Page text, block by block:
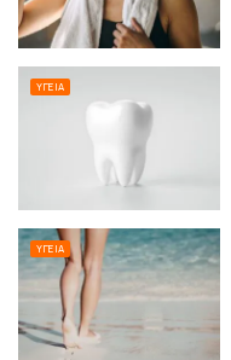
ΥΓΕΊΑ
ΥΓΕΊΑ